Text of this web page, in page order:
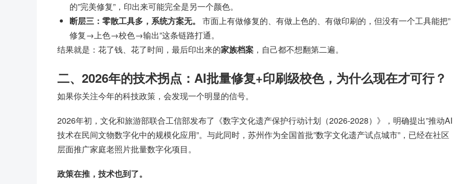
的”完美修复”，印出来可能完全是另一个颜色。
断层三：零散工具多，系统方案无。
市面上有做修复的、有做上色的、有做印刷的，但没有一个工具能把”
修复→上色→校色→输出”这条链路打通。
结果就是：花了钱、花了时间，最后印出来的家族档案 ，自己都不想翻第二遍。
二、2026年的技术拐点：AI批量修复+印刷级校色，为什么现在才可行？
如果你关注今年的科技政策，会发现一个明显的信号。
2026年初，文化和旅游部联合工信部发布了《数字文化遗产保护行动计划（2026-2028）》，明确提出”推动AI
技术在民间文物数字化中的规模化应用”。与此同时，苏州作为全国首批”数字文化遗产试点城市”，已经在社区
层面推广家庭老照片批量数字化项目。
政策在推，技术也到了。